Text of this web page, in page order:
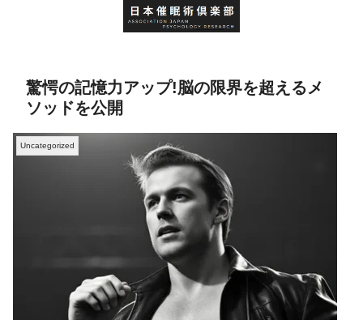
驚愕の記憶力アップ!脳の限界を超えるメ
ソッドを公開
Uncategorized